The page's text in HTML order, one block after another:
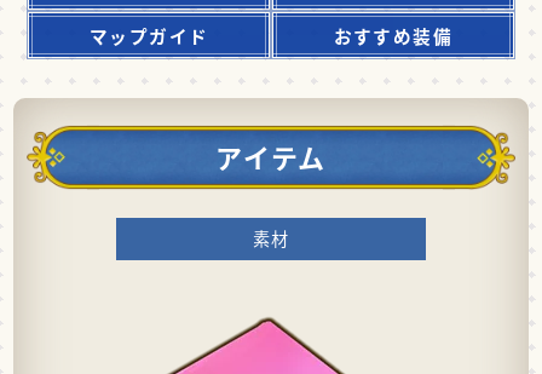
マップガイド
おすすめ装備
アイテム
素材